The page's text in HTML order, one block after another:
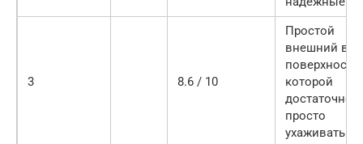
3 8.6 / 10
Простой
внешний
которой
достаточно
просто
ухаживать